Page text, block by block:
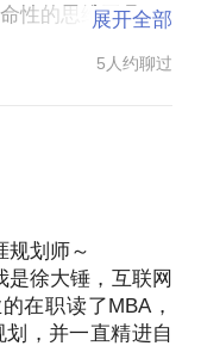
性的思维工具。
，把主题关键词与
发展，从而开启
具有人类思维的
导图是什么？规
，您也可以带来
展开全部
5人约聊过
规划师～
徐大锤，互联网
在职读了MBA，
，并一直精进自